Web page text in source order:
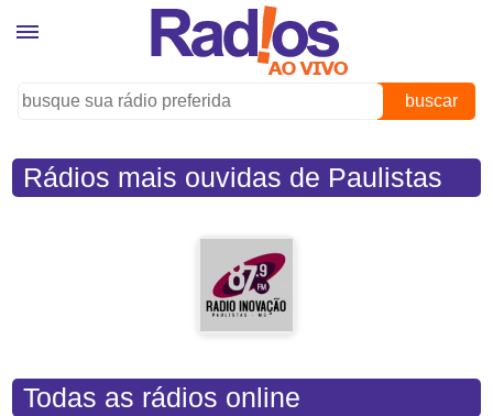
buscar
Rádios mais ouvidas de Paulistas
Todas as rádios online